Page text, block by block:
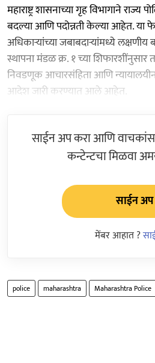
महाराष्ट्र शासनाच्या गृह विभागाने राज्य
बदल्या आणि पदोन्नती केल्या आहेत. या
अधिकाऱ्यांच्या जबाबदाऱ्यांमध्ये
स्थापना मंडळ क्र. १ च्या
निवडणूक आचारसंहिता आणि
आदेश जारी करण्यात आले आहेत.
साईन अप करा आणि
कन्टेन्टचा मिळवा
साईन अप
मेंबर आहात ?
police maharashtra Maharashtra Police